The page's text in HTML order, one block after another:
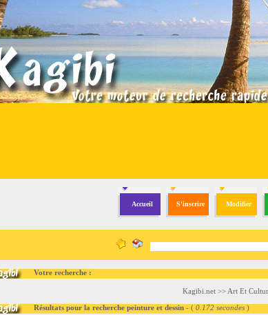
Accueil S'inscrire Modifier
Votre recherche :
Kagibi.net >> Art Et
Résultats pour la recherche peinture et dessin - ( 0.172 secondes )